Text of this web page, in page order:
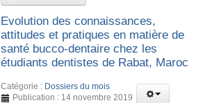
Evolution des connaissances,
attitudes et pratiques en matière de
santé bucco-dentaire chez les
étudiants dentistes de Rabat, Maroc
Catégorie : Dossiers du mois
Publication : 14 novembre 2019